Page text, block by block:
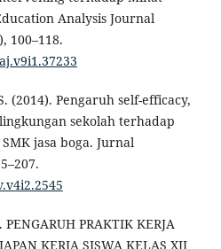
Analysis Journal
100–118.
(2014). Pengaruh self-efficacy,
sekolah terhadap
jasa boga. Jurnal
PRAKTIK KERJA
KERJA SISWA KELAS XII